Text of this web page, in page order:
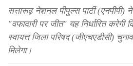
सत्तारूढ़ नेशनल पीपुल्स पार्टी (एनपीपी)
"वफादारी पर जीत" यह निर्धारित करेगी
स्वायत्त जिला परिषद (जीएचएडीसी)
मिलेगा।